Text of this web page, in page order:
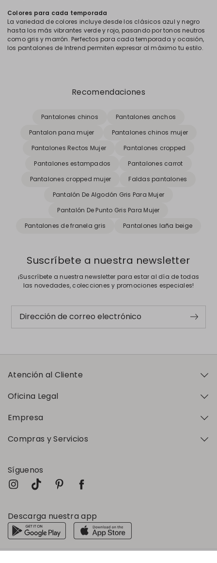
Mi perfil Favoritos Store
Mi perfil Favoritos Store
Mi perfil Favoritos Store
Mi perfil Favoritos Store
Mi perfil Favoritos Store
Colores para cada temporada
La variedad de colores incluye desde los clásicos azul y negro
hasta los más vibrantes verde y rojo, pasando por tonos neutros
como gris y marrón. Perfectos para cada temporada y ocasión,
los pantalones de Intrend permiten expresar al máximo tu estilo.
Recomendaciones
Pantalones chinos
Pantalones anchos
Pantalon pana mujer
Pantalones chinos mujer
Pantalones Rectos Mujer
Pantalones cropped
Pantalones estampados
Pantalones carrot
Pantalones cropped mujer
Faldas pantalones
Pantalón De Algodón Gris Para Mujer
Pantalón De Punto Gris Para Mujer
Pantalones de franela gris
Pantalones laña beige
Suscríbete a nuestra newsletter
¡Suscríbete a nuestra newsletter para estar al día de todas
las novedades, colecciones y promociones especiales!
Dirección de correo electrónico
Atención al Cliente
Oficina Legal
Empresa
Compras y Servicios
Síguenos
Descarga nuestra app